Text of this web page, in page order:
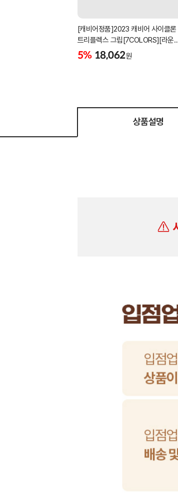
[캐비어정품]2023 캐비어 사이클론
트리플렉스 그립[7COLORS][라운
[39g/42g/46g/50g][R/S 토크]
5% 18,062원
상품설명